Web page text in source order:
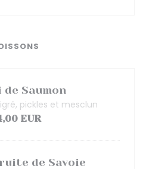
de Saumon
pickles et mesclun
EUR
de Savoie